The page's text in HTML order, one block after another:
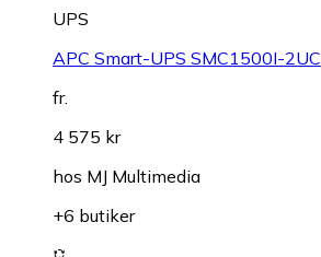
UPS
APC Smart-UPS SMC1500I-2UC
fr.
4 575 kr
hos MJ Multimedia
+6 butiker